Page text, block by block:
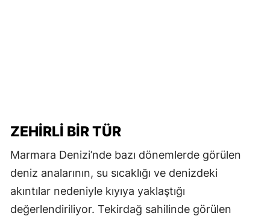
ZEHİRLİ BİR TÜR
Marmara Denizi’nde bazı dönemlerde görülen
deniz analarının, su sıcaklığı ve denizdeki
akıntılar nedeniyle kıyıya yaklaştığı
değerlendiriliyor. Tekirdağ sahilinde görülen